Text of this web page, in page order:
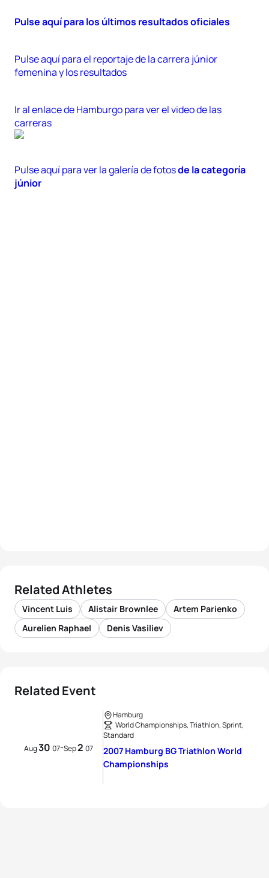
Pulse aquí para los últimos resultados oficiales
Pulse aquí para el reportaje de la carrera júnior
femenina y los resultados
Ir al enlace de Hamburgo para ver el video de las
carreras
Pulse aquí para ver la galería de fotosde la categoría
júnior
Related Athletes
Vincent Luis Alistair Brownlee
Artem Parienko
Aurelien Raphael
Denis Vasiliev
Related Event
Aug30 07-Sep2 07
Hamburg
World Championships, Triathlon, Sprint,
Standard
2007 Hamburg BG Triathlon World
Championships